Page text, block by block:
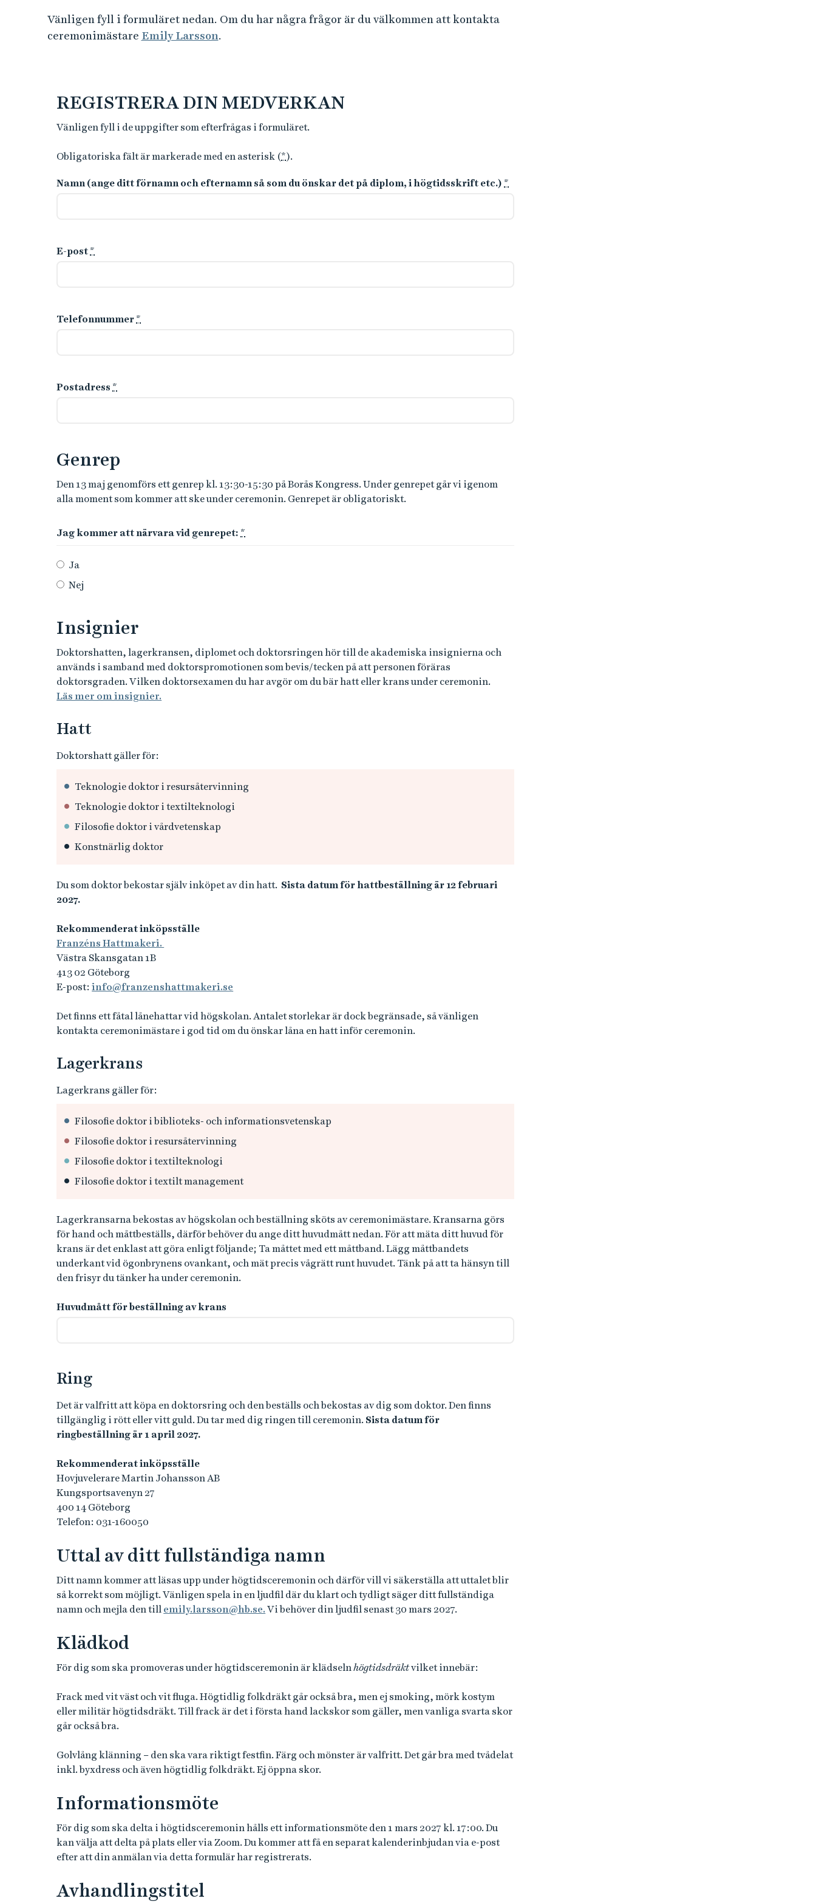
Vänligen fyll i formuläret nedan. Om du har några frågor är du välkommen att kontakta
ceremonimästare Emily Larsson.
REGISTRERA DIN MEDVERKAN
Vänligen fyll i de uppgifter som efterfrågas i formuläret.
Obligatoriska fält är markerade med en asterisk (*).
Namn (ange ditt förnamn och efternamn så som du önskar det på diplom, i högtidsskrift etc.) *
E-post *
Telefonnummer *
Postadress *
Genrep
Den 13 maj genomförs ett genrep kl. 13:30-15:30 på Borås Kongress. Under genrepet går vi igenom
alla moment som kommer att ske under ceremonin. Genrepet är obligatoriskt.
Jag kommer att närvara vid genrepet: *
Ja
Nej
Insignier
Doktorshatten, lagerkransen, diplomet och doktorsringen hör till de akademiska insignierna och
används i samband med doktorspromotionen som bevis/tecken på att personen föräras
doktorsgraden. Vilken doktorsexamen du har avgör om du bär hatt eller krans under ceremonin.
Läs mer om insignier.
Hatt
Doktorshatt gäller för:
Teknologie doktor i resursåtervinning
Teknologie doktor i textilteknologi
Filosofie doktor i vårdvetenskap
Konstnärlig doktor
Du som doktor bekostar själv inköpet av din hatt. Sista datum för hattbeställning är 12 februari
2027.
Rekommenderat inköpsställe
Franzéns Hattmakeri.
Västra Skansgatan 1B
413 02 Göteborg
E-post:info@franzenshattmakeri.se
Det finns ett fåtal lånehattar vid högskolan. Antalet storlekar är dock begränsade, så vänligen
kontakta ceremonimästare i god tid om du önskar låna en hatt inför ceremonin.
Lagerkrans
Lagerkrans gäller för:
Filosofie doktor i biblioteks- och informationsvetenskap
Filosofie doktor i resursåtervinning
Filosofie doktor i textilteknologi
Filosofie doktor i textilt management
Lagerkransarna bekostas av högskolan och beställning sköts av ceremonimästare. Kransarna görs
för hand och måttbeställs, därför behöver du ange ditt huvudmått nedan. För att mäta ditt huvud för
krans är det enklast att göra enligt följande; Ta måttet med ett måttband. Lägg måttbandets
underkant vid ögonbrynens ovankant, och mät precis vågrätt runt huvudet. Tänk på att ta hänsyn till
den frisyr du tänker ha under ceremonin.
Huvudmått för beställning av krans
Ring
Det är valfritt att köpa en doktorsring och den beställs och bekostas av dig som doktor. Den finns
tillgänglig i rött eller vitt guld. Du tar med dig ringen till ceremonin. Sista datum för
ringbeställning är 1 april 2027.
Rekommenderat inköpsställe
Hovjuvelerare Martin Johansson AB
Kungsportsavenyn 27
400 14 Göteborg
Telefon: 031-160050
Uttal av ditt fullständiga namn
Ditt namn kommer att läsas upp under högtidsceremonin och därför vill vi säkerställa att uttalet blir
så korrekt som möjligt. Vänligen spela in en ljudfil där du klart och tydligt säger ditt fullständiga
namn och mejla den till emily.larsson@hb.se. Vi behöver din ljudfil senast 30 mars 2027.
Klädkod
För dig som ska promoveras under högtidsceremonin är klädselnhögtidsdräktvilket innebär:
Frack med vit väst och vit fluga. Högtidlig folkdräkt går också bra, men ej smoking, mörk kostym
eller militär högtidsdräkt. Till frack är det i första hand lackskor som gäller, men vanliga svarta skor
går också bra.
Golvlång klänning – den ska vara riktigt festfin. Färg och mönster är valfritt. Det går bra med tvådelat
inkl. byxdress och även högtidlig folkdräkt. Ej öppna skor.
Informationsmöte
För dig som ska delta i högtidsceremonin hålls ett informationsmöte den 1 mars 2027 kl. 17:00. Du
kan välja att delta på plats eller via Zoom. Du kommer att få en separat kalenderinbjudan via e-post
efter att din anmälan via detta formulär har registrerats.
Avhandlingstitel